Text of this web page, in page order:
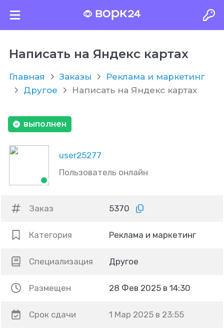
Написать на Яндекс картах
Главная Заказы
Реклама и маркетинг
Другое
Написать на Яндекс картах
user25277
Пользователь онлайн
выполнен
Заказ 5370
Категория Реклама и маркетинг
Специализация Другое
Размещен 28 Фев 2025 в 14:30
Срок сдачи 1 Мар 2025 в 23:55